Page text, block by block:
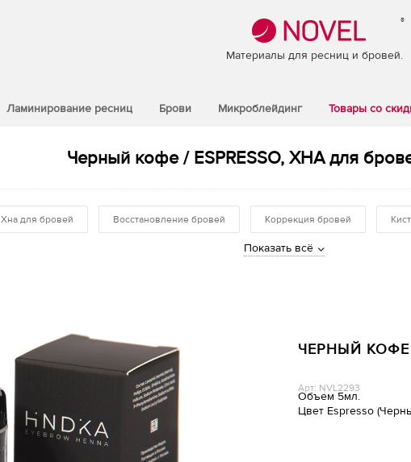
®
Материалы для ресниц и бровей.
Ламинирование ресниц Брови Микроблейдинг Товары со
Черный кофе / ESPRESSO, ХНА для
Хна для бровей Восстановление бровей Коррекция бровей
Показать всё
ЧЕРНЫЙ КОФЕ
Арт: NVL2293
Объем 5мл.
Цвет Espresso